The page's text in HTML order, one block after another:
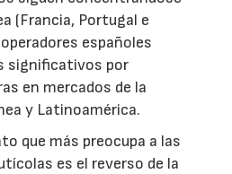
(Francia, Portugal e
españoles
significativos por
en mercados de la
y Latinoamérica.
que más preocupa a las
es el reverso de la